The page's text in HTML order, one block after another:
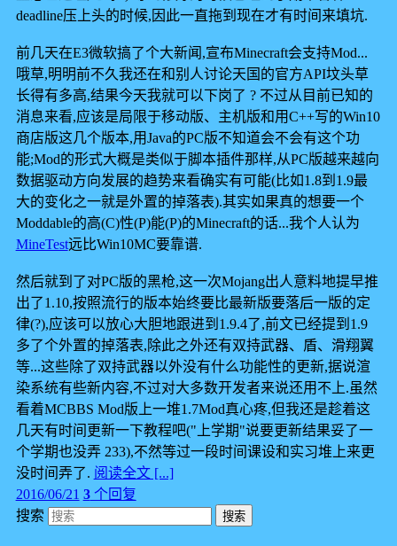
deadline压上头的时候,因此一直拖到现在才有时间来填坑.
前几天在E3微软搞了个大新闻,宣布Minecraft会支持Mod...
哦草,明明前不久我还在和别人讨论天国的官方API坟头草
长得有多高,结果今天我就可以下岗了 ? 不过从目前已知的
消息来看,应该是局限于移动版、主机版和用C++写的Win10
商店版这几个版本,用Java的PC版不知道会不会有这个功
能;Mod的形式大概是类似于脚本插件那样,从PC版越来越向
数据驱动方向发展的趋势来看确实有可能(比如1.8到1.9最
大的变化之一就是外置的掉落表).其实如果真的想要一个
Moddable的高(C)性(P)能(P)的Minecraft的话...我个人认为
MineTest远比Win10MC要靠谱.
然后就到了对PC版的黑枪,这一次Mojang出人意料地提早推
出了1.10,按照流行的版本始终要比最新版要落后一版的定
律(?),应该可以放心大胆地跟进到1.9.4了,前文已经提到1.9
多了个外置的掉落表,除此之外还有双持武器、盾、滑翔翼
等...这些除了双持武器以外没有什么功能性的更新,据说渲
染系统有些新内容,不过对大多数开发者来说还用不上.虽然
看着MCBBS Mod版上一堆1.7Mod真心疼,但我还是趁着这
几天有时间更新一下教程吧("上学期"说要更新结果妥了一
个学期也没弄 233),不然等过一段时间课设和实习堆上来更
没时间弄了. 阅读全文 [...]
2016/06/21 3个回复
搜索